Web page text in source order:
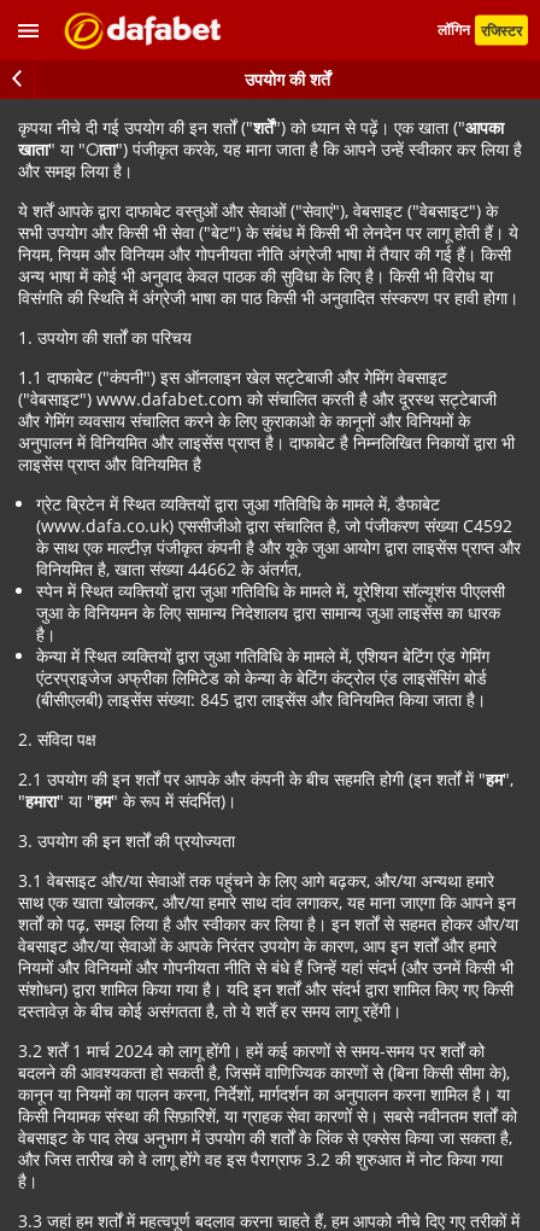
लॉगिन रजिस्टर
उपयोग की शर्तें
कृपया नीचे दी गई उपयोग की इन शर्तों ("शर्तें") को ध्यान से पढ़ें। एक खाता ("आपका
खाता" या "ाता") पंजीकृत करके, यह माना जाता है कि आपने उन्हें स्वीकार कर लिया है
और समझ लिया है।
ये शर्तें आपके द्वारा दाफाबेट वस्तुओं और सेवाओं ("सेवाएं"), वेबसाइट ("वेबसाइट") के
सभी उपयोग और किसी भी सेवा ("बेट") के संबंध में किसी भी लेनदेन पर लागू होती हैं। ये
नियम, नियम और विनियम और गोपनीयता नीति अंग्रेजी भाषा में तैयार की गई हैं। किसी
अन्य भाषा में कोई भी अनुवाद केवल पाठक की सुविधा के लिए है। किसी भी विरोध या
विसंगति की स्थिति में अंग्रेजी भाषा का पाठ किसी भी अनुवादित संस्करण पर हावी होगा।
1. उपयोग की शर्तों का परिचय
1.1 दाफाबेट ("कंपनी") इस ऑनलाइन खेल सट्टेबाजी और गेमिंग वेबसाइट
("वेबसाइट") www.dafabet.com को संचालित करती है और दूरस्थ सट्टेबाजी
और गेमिंग व्यवसाय संचालित करने के लिए कुराकाओ के कानूनों और विनियमों के
अनुपालन में विनियमित और लाइसेंस प्राप्त है। दाफाबेट है निम्नलिखित निकायों द्वारा भी
लाइसेंस प्राप्त और विनियमित है
ग्रेट ब्रिटेन में स्थित व्यक्तियों द्वारा जुआ गतिविधि के मामले में, डैफाबेट
(www.dafa.co.uk) एससीजीओ द्वारा संचालित है, जो पंजीकरण संख्या C4592
के साथ एक माल्टीज़ पंजीकृत कंपनी है और यूके जुआ आयोग द्वारा लाइसेंस प्राप्त और
विनियमित है, खाता संख्या 44662 के अंतर्गत,
स्पेन में स्थित व्यक्तियों द्वारा जुआ गतिविधि के मामले में, यूरेशिया सॉल्यूशंस पीएलसी
जुआ के विनियमन के लिए सामान्य निदेशालय द्वारा सामान्य जुआ लाइसेंस का धारक
है।
केन्या में स्थित व्यक्तियों द्वारा जुआ गतिविधि के मामले में, एशियन बेटिंग एंड गेमिंग
एंटरप्राइजेज अफ्रीका लिमिटेड को केन्या के बेटिंग कंट्रोल एंड लाइसेंसिंग बोर्ड
(बीसीएलबी) लाइसेंस संख्या: 845 द्वारा लाइसेंस और विनियमित किया जाता है।
2. संविदा पक्ष
2.1 उपयोग की इन शर्तों पर आपके और कंपनी के बीच सहमति होगी (इन शर्तों में "हम",
"हमारा" या "हम" के रूप में संदर्भित)।
3. उपयोग की इन शर्तों की प्रयोज्यता
3.1 वेबसाइट और/या सेवाओं तक पहुंचने के लिए आगे बढ़कर, और/या अन्यथा हमारे
साथ एक खाता खोलकर, और/या हमारे साथ दांव लगाकर, यह माना जाएगा कि आपने इन
शर्तों को पढ़, समझ लिया है और स्वीकार कर लिया है। इन शर्तों से सहमत होकर और/या
वेबसाइट और/या सेवाओं के आपके निरंतर उपयोग के कारण, आप इन शर्तों और हमारे
नियमों और विनियमों और गोपनीयता नीति से बंधे हैं जिन्हें यहां संदर्भ (और उनमें किसी भी
संशोधन) द्वारा शामिल किया गया है। यदि इन शर्तों और संदर्भ द्वारा शामिल किए गए किसी
दस्तावेज़ के बीच कोई असंगतता है, तो ये शर्तें हर समय लागू रहेंगी।
3.2 शर्तें 1 मार्च 2024 को लागू होंगी। हमें कई कारणों से समय-समय पर शर्तों को
बदलने की आवश्यकता हो सकती है, जिसमें वाणिज्यिक कारणों से (बिना किसी सीमा के),
कानून या नियमों का पालन करना, निर्देशों, मार्गदर्शन का अनुपालन करना शामिल है। या
किसी नियामक संस्था की सिफ़ारिशें, या ग्राहक सेवा कारणों से। सबसे नवीनतम शर्तों को
वेबसाइट के पाद लेख अनुभाग में उपयोग की शर्तों के लिंक से एक्सेस किया जा सकता है,
और जिस तारीख को वे लागू होंगे वह इस पैराग्राफ 3.2 की शुरुआत में नोट किया गया
है।
3.3 जहां हम शर्तों में महत्वपूर्ण बदलाव करना चाहते हैं, हम आपको नीचे दिए गए तरीकों में